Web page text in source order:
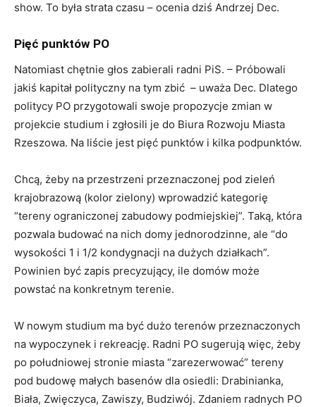
show. To była strata czasu – ocenia dziś Andrzej Dec.
Pięć punktów PO
Natomiast chętnie głos zabierali radni PiS. – Próbowali
jakiś kapitał polityczny na tym zbić – uważa Dec. Dlatego
politycy PO przygotowali swoje propozycje zmian w
projekcie studium i zgłosili je do Biura Rozwoju Miasta
Rzeszowa. Na liście jest pięć punktów i kilka podpunktów.
Chcą, żeby na przestrzeni przeznaczonej pod zieleń
krajobrazową (kolor zielony) wprowadzić kategorię
“tereny ograniczonej zabudowy podmiejskiej”. Taką, która
pozwala budować na nich domy jednorodzinne, ale “do
wysokości 1 i 1/2 kondygnacji na dużych działkach”.
Powinien być zapis precyzujący, ile domów może
powstać na konkretnym terenie.
W nowym studium ma być dużo terenów przeznaczonych
na wypoczynek i rekreację. Radni PO sugerują więc, żeby
po południowej stronie miasta “zarezerwować” tereny
pod budowę małych basenów dla osiedli: Drabinianka,
Biała, Zwięczyca, Zawiszy, Budziwój. Zdaniem radnych PO